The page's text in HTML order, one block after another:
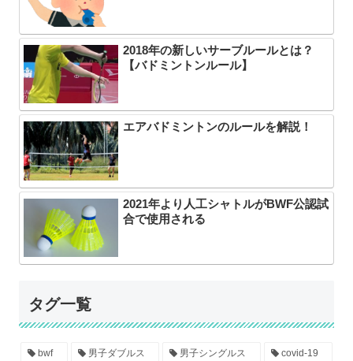
2018年の新しいサーブルールとは？
【バドミントンルール】
エアバドミントンのルールを解説！
2021年より人工シャトルがBWF公認試
合で使用される
タグ一覧
bwf 男子ダブルス 男子シングルス covid-19